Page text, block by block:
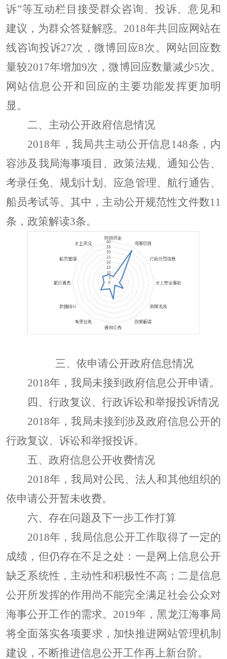
诉”等互动栏目接受群众咨询、投诉、意见和
建议，为群众答疑解惑。2018年共回应网站在
线咨询投诉27次，微博回应8次。网站回应数
量较2017年增加9次，微博回应数量减少5次。
网站信息公开和回应的主要功能发挥更加明
显。
二、主动公开政府信息情况
2018年，我局共主动公开信息148条，内
容涉及我局海事项目、政策法规、通知公告、
考录任免、规划计划、应急管理、航行通告、
船员考试等。其中，主动公开规范性文件数11
条，政策解读3条。
三、依申请公开政府信息情况
2018年，我局未接到政府信息公开申请。
四、行政复议、行政诉讼和举报投诉情况
2018年，我局未接到涉及政府信息公开的
行政复议、诉讼和举报投诉。
五、政府信息公开收费情况
2018年，我局对公民、法人和其他组织的
依申请公开暂未收费。
六、存在问题及下一步工作打算
2018年，我局信息公开工作取得了一定的
成绩，但仍存在不足之处：一是网上信息公开
缺乏系统性，主动性和积极性不高；二是信息
公开所发挥的作用尚不能完全满足社会公众对
海事公开工作的需求。 2019年，黑龙江海事局
将全面落实各项要求，加快推进网站管理机制
建设，不断推进信息公开工作再上新台阶。